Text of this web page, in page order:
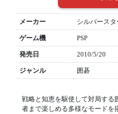
メーカー シルバース
ゲーム機 PSP
発売日 2010/5/20
ジャンル 囲碁
戦略と知恵を駆使して対局する
者まで楽しめる多様なモードを